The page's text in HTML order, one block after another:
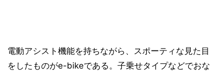
電動アシスト機能を持ちながら、スポーティな見た目
をしたものがe-bikeである。子乗せタイプなどでおな